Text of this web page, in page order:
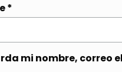
*
mi nombre, correo